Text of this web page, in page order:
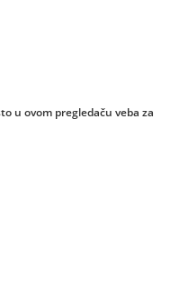
u ovom pregledaču veba za